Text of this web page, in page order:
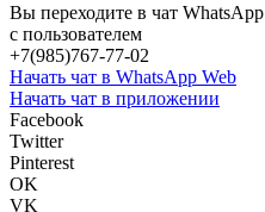
Вы переходите в чат WhatsApp
с пользователем
+7(985)767-77-02
Начать чат в WhatsApp Web
Начать чат в приложении
Facebook
Twitter
Pinterest
OK
VK